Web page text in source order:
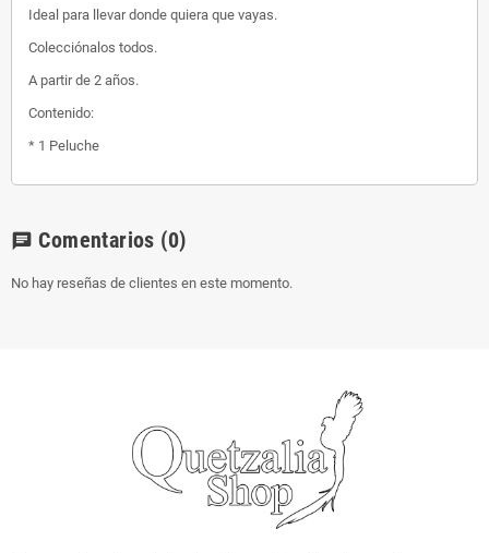
Ideal para llevar donde quiera que vayas.
Colecciónalos todos.
A partir de 2 años.
Contenido:
* 1 Peluche
chat Comentarios (0)
No hay reseñas de clientes en este momento.